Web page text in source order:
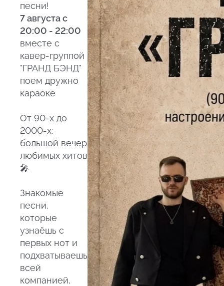
песни!
7 августа с
20:00 - 22:00
вместе с
кавер-группой
"ГРАНД БЭНД"
поем дружно
караоке
От 90-х до
2000-х:
большой вечер
любимых хитов
🎤
Знакомые
песни,
которые
узнаёшь с
первых нот и
подхватываешь
всей
компанией,